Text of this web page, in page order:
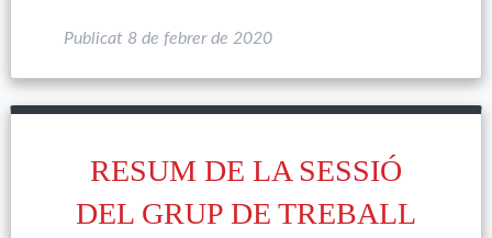
Publicat 8 de febrer de 2020
RESUM DE LA SESSIÓ
DEL GRUP DE TREBALL